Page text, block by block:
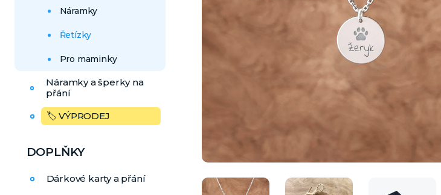
Náramky
Řetízky
Pro maminky
Náramky a šperky na
přání
🏷️ VÝPRODEJ
DOPLŇKY
Dárkové karty a přání